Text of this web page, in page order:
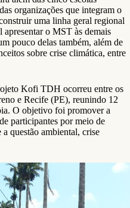
organizações que integram o
uma linha geral regional
o MST às demais
pouco delas também, além de
sobre crise climática, entre
Kofi TDH ocorreu entre os
e Recife (PE), reunindo 12
O objetivo foi promover a
participantes por meio de
questão ambiental, crise